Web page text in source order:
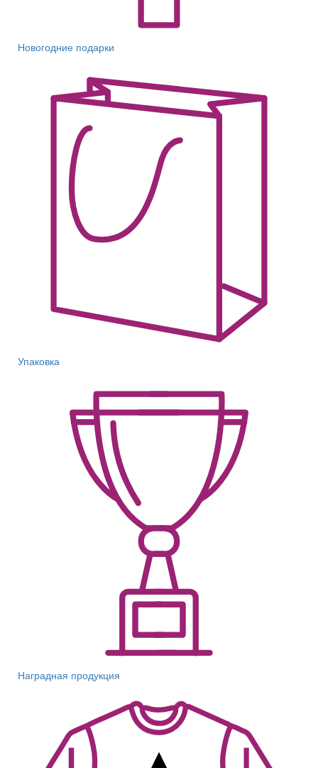
Новогодние подарки
Упаковка
Наградная продукция